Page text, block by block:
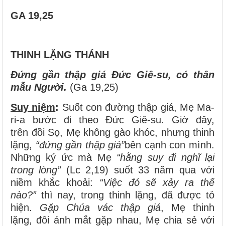
GA 19,25
THINH LẶNG THÁNH
Đứng gần thập giá Đức Giê-su, có thân
mẫu Người. (Ga 19,25)
Suy niệm: Suốt con đường thập giá, Mẹ Ma-
ri-a bước đi theo Đức Giê-su. Giờ đây,
trên đồi Sọ, Mẹ không gào khóc, nhưng thinh
lặng, “đứng gần thập giá”bên cạnh con mình.
Những ký ức mà Mẹ “hằng suy đi nghĩ lại
trong lòng”(Lc 2,19) suốt 33 năm qua với
niềm khắc khoải: “Việc đó sẽ xảy ra thế
nào?”thì nay, trong thinh lặng, đã được tỏ
hiện. Gặp Chúa vác thập giá, Mẹ thinh
lặng, đôi ánh mắt gặp nhau, Mẹ chia sẻ với